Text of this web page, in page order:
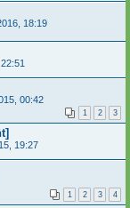
18:19
00:42
1 2 3
19:27
1 2 3 4